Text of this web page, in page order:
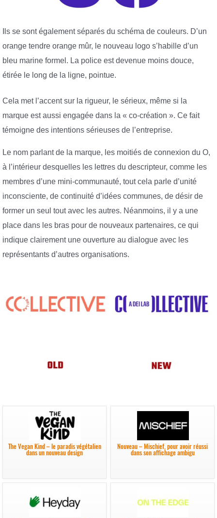
Ils se sont également séparés du schéma de couleurs. D’un
orange tendre orange mûr, le nouveau logo s’habille d’un
bleu marine formel. La police est devenue moins douce,
étirée le long de la ligne, pointue.
Cela met l’accent sur la rigueur, le sérieux, même si la
marque est aussi engagée dans la « co-création ». Ce fait
témoigne des intentions sérieuses de l’entreprise.
Le nom parlant de la marque, les moitiés de connexion du O,
à l’intérieur desquelles les lettres du descripteur, comme les
membres d’une mini-communauté, tout cela parle d’unité
inconsciente, de continuité d’idées communes, de désir de
former un seul tout avec les autres. Néanmoins, il y a une
place dans les bras pour de nouveaux partenaires, ce qui
indique clairement une ouverture au dialogue avec les
représentants d’autres organisations.
The Vegan Kind – le paradis végétalien
dans un nouveau design
Nouveau – Mischief, pour avoir réussi
dans son affichage ambigu